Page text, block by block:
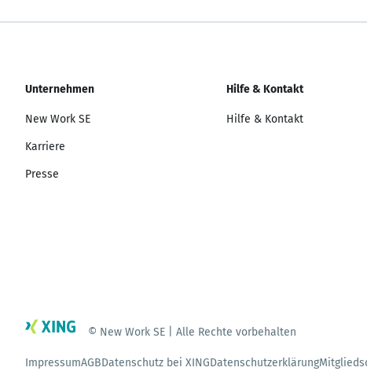
Unternehmen
New Work SE
Karriere
Presse
Hilfe & Kontakt
Hilfe & Kontakt
© New Work SE | Alle Rechte vorbehalten
ImpressumAGBDatenschutz bei XINGDatenschutzerklärung